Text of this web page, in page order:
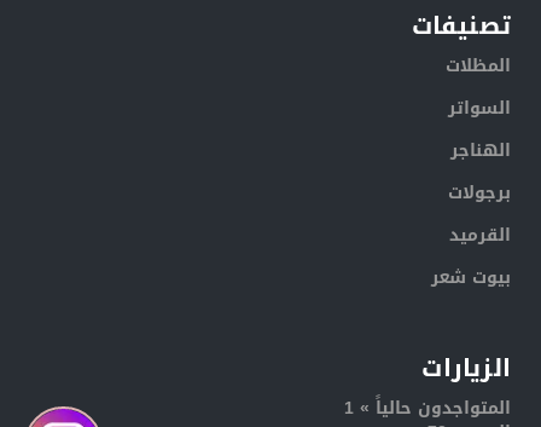
تصنيفات
المظلات
السواتر
الهناجر
برجولات
القرميد
بيوت شعر
الزيارات
المتواجدون حالياً » 1